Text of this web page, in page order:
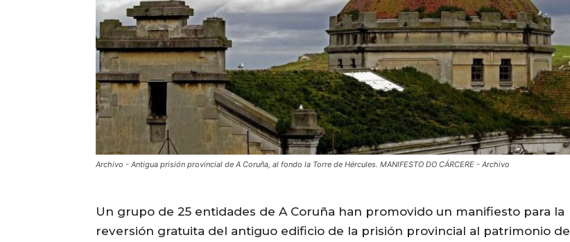
Archivo - Antigua prisión provincial de A Coruña, al fondo la Torre de Hércules. MANIFESTO DO CÁRCERE - Archivo
Un grupo de 25 entidades de A Coruña han promovido un manifiesto para la
reversión gratuita del antiguo edificio de la prisión provincial al patrimonio de